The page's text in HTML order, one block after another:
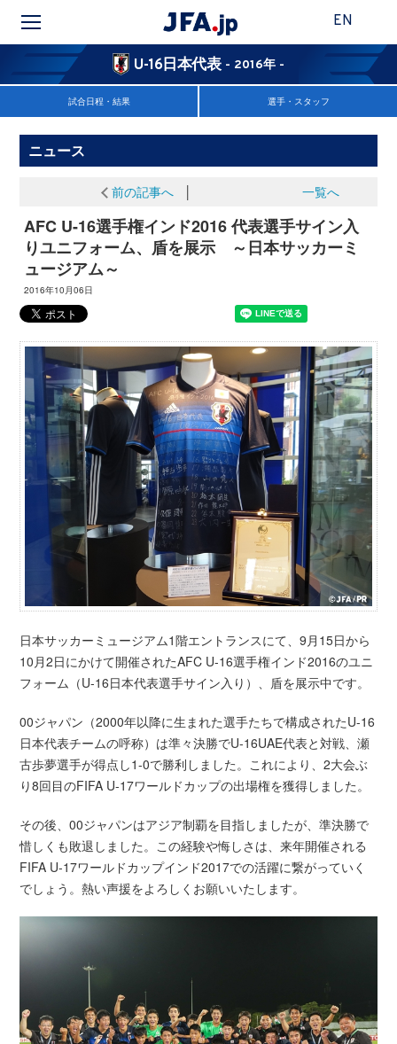
EN
U-16日本代表 - 2016年 -
試合日程・結果 選手・スタッフ
ニュース
前の記事へ│ 一覧へ
AFC U-16選手権インド2016 代表選手サイン入
りユニフォーム、盾を展示 ～日本サッカーミ
ュージアム～
2016年10月06日
日本サッカーミュージアム1階エントランスにて、9月15日から
10月2日にかけて開催されたAFC U-16選手権インド2016のユニ
フォーム（U-16日本代表選手サイン入り）、盾を展示中です。
00ジャパン（2000年以降に生まれた選手たちで構成されたU-16
日本代表チームの呼称）は準々決勝でU-16UAE代表と対戦、瀬
古歩夢選手が得点し1-0で勝利しました。これにより、2大会ぶ
り8回目のFIFA U-17ワールドカップの出場権を獲得しました。
その後、00ジャパンはアジア制覇を目指しましたが、準決勝で
惜しくも敗退しました。この経験や悔しさは、来年開催される
FIFA U-17ワールドカップインド2017での活躍に繋がっていく
でしょう。熱い声援をよろしくお願いいたします。